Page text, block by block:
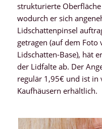
strukturierte
wodurch er sich
Lidschattenpinsel
getragen (auf dem
Lidschatten-Base), hät
der Lidfalte ab. Der
regulär 1,95€ und ist in
Kaufhäusern erhältlich.